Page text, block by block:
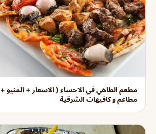
مطعم الطاهي في الاحساء ( الاسعار + المنيو
مطاعم و كافيهات الشرقية